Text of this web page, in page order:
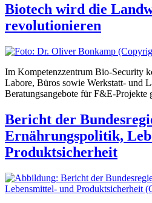
Biotech wird die
revolutionieren
Im Kompetenzzentrum Bio-Security
Labore, Büros sowie Werkstatt- und
Beratungsangebote für F&E-Projekte
Bericht der
Ernährungspolitik,
Produktsicherheit